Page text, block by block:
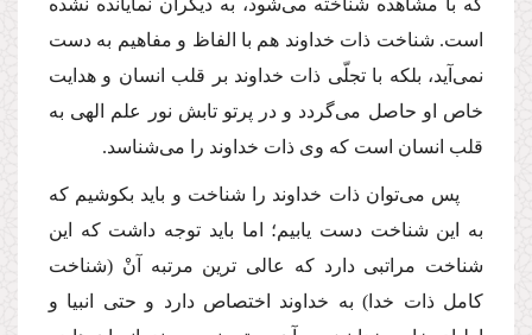
كه با مشاهده شناخته مى‌شود، به دیگران نمایانده نشده
است. شناخت ذات خداوند هم با الفاظ و مفاهیم به دست
نمى‌آید، بلكه با تجلّى ذات خداوند بر قلب انسان و هدایت
خاص او حاصل مى‌گردد و در پرتو تابش نور علم الهى به
قلب انسان است كه وى ذات خداوند را مى‌شناسد.
پس مى‌توان ذات خداوند را شناخت و باید بكوشیم كه
به این شناخت دست یابیم؛ اما باید توجه داشت كه این
شناخت مراتبى دارد كه عالى ترین مرتبه آنْ (شناخت
كامل ذات خدا) به خداوند اختصاص دارد و حتى انبیا و